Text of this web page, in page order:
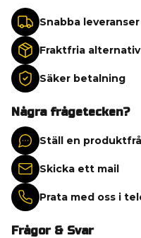
Snabba leveranser
Fraktfria
Säker betalning
Några frågetecken?
Ställ en
Skicka ett mail
Prata med oss i
Frågor & Svar